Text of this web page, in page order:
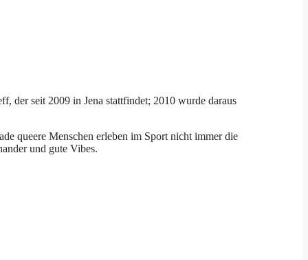
der seit 2009 in Jena stattfindet; 2010 wurde daraus
queere Menschen erleben im Sport nicht immer die
und gute Vibes.